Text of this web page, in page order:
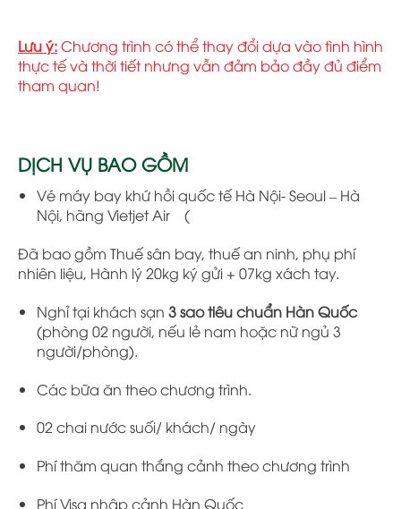
Lưu ý:Chương trình có thể thay đổi dựa vào tình hình
thực tế và thời tiết nhưng vẫn đảm bảo đầy đủ điểm
tham quan!
DỊCH VỤ BAO GỒM
Vé máy bay khứ hồi quốc tế Hà Nội- Seoul – Hà
Nội, hãng Vietjet Air (
Đã bao gồm Thuế sân bay, thuế an ninh, phụ phí
nhiên liệu, Hành lý 20kg ký gửi + 07kg xách tay.
Nghỉ tại khách sạn 3 sao tiêu chuẩn Hàn Quốc
(phòng 02 người, nếu lẻ nam hoặc nữ ngủ 3
người/phòng).
Các bữa ăn theo chương trình.
02 chai nước suối/ khách/ ngày
Phí thăm quan thắng cảnh theo chương trình
Phí Visa nhập cảnh Hàn Quốc